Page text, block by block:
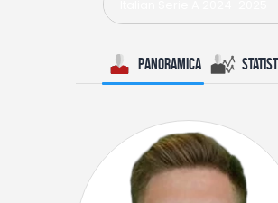
Lo Sapevi Che
I consigli di Giulia
Panoramica